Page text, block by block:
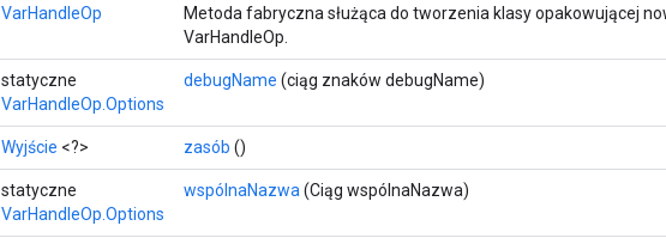
VarHandleOp
Metoda fabryczna służąca do tworzenia klasy opakowującej
VarHandleOp.
statyczne
VarHandleOp.Options
debugName (ciąg znaków debugName)
Wyjście <?> zasób ()
statyczne
VarHandleOp.Options
wspólnaNazwa (Ciąg wspólnaNazwa)